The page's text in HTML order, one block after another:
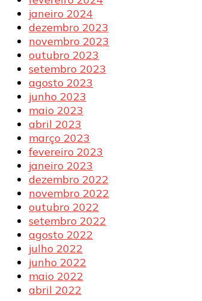
janeiro 2024
dezembro 2023
novembro 2023
outubro 2023
setembro 2023
agosto 2023
junho 2023
maio 2023
abril 2023
março 2023
fevereiro 2023
janeiro 2023
dezembro 2022
novembro 2022
outubro 2022
setembro 2022
agosto 2022
julho 2022
junho 2022
maio 2022
abril 2022